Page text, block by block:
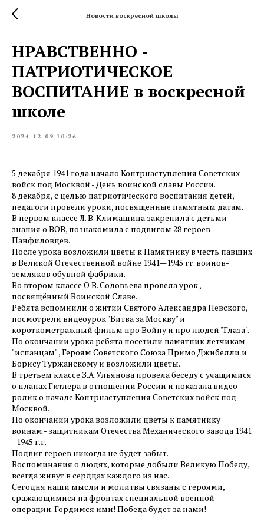
Новости воскресной школы
НРАВСТВЕННО -
ПАТРИОТИЧЕСКОЕ
ВОСПИТАНИЕ в воскресной
школе
2024-12-09 10:26
5 декабря 1941 года начало Контрнаступления Советских
войск под Москвой - День воинской славы России.
8 декабря, с целью патриотического воспитания детей,
педагоги провели уроки, посвященные памятным датам.
В первом классе Л. В. Климашина закрепила с детьми
знания о ВОВ, познакомила с подвигом 28 героев -
Панфиловцев.
После урока возложили цветы к Памятнику в честь павших
в Великой Отечественной войне 1941—1945 гг. воинов-
земляков обувной фабрики.
Во втором классе О В. Соловьева провела урок ,
посвящённый Воинской Славе.
Ребята вспомнили о житии Святого Александра Невского,
посмотрели видеоурок "Битва за Москву" и
короткометражный фильм про Войну и про людей "Глаза".
По окончании урока ребята посетили памятник летчикам -
"испанцам" , Героям Советского Союза Примо Джибелли и
Борису Туржанскому и возложили цветы.
В третьем классе З.А.Ульянова провела беседу с учащимися
о планах Гитлера в отношении России и показала видео
ролик о начале Контрнаступления Советских войск под
Москвой.
По окончании урока возложили цветы к памятнику
воинам - защитникам Отечества Механического завода 1941
- 1945 г.г.
Подвиг героев никогда не будет забыт.
Воспоминания о людях, которые добыли Великую Победу,
всегда живут в сердцах каждого из нас.
Сегодня наши мысли и молитвы связаны с героями,
сражающимися на фронтах специальной военной
операции. Гордимся ими! Победа будет за нами!